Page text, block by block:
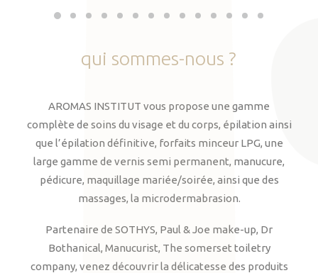
qui sommes-nous ?
AROMAS INSTITUT vous propose une gamme
complète de soins du visage et du corps, épilation ainsi
que l’épilation définitive, forfaits minceur LPG, une
large gamme de vernis semi permanent, manucure,
pédicure, maquillage mariée/soirée, ainsi que des
massages, la microdermabrasion.
Partenaire de SOTHYS, Paul & Joe make-up, Dr
Bothanical, Manucurist, The somerset toiletry
company, venez découvrir la délicatesse des produits